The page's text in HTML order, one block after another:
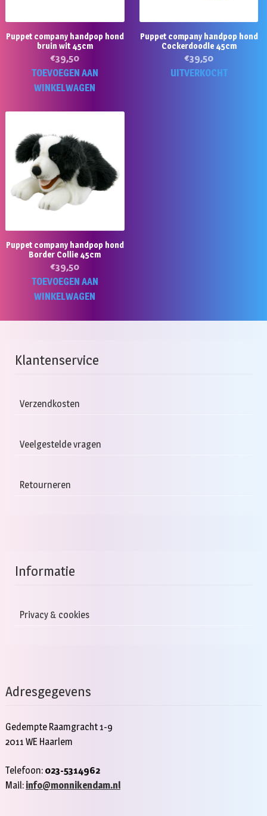
Puppet company handpop hond
bruin wit 45cm
€39,50
TOEVOEGEN AAN
WINKELWAGEN
Puppet company handpop hond
Cockerdoodle 45cm
€39,50
UITVERKOCHT
Puppet company handpop hond
Border Collie 45cm
€39,50
TOEVOEGEN AAN
WINKELWAGEN
Klantenservice
Verzendkosten
Veelgestelde vragen
Retourneren
Informatie
Privacy & cookies
Adresgegevens
Gedempte Raamgracht 1-9
2011 WE Haarlem
Telefoon: 023-5314962
Mail: info@monnikendam.nl